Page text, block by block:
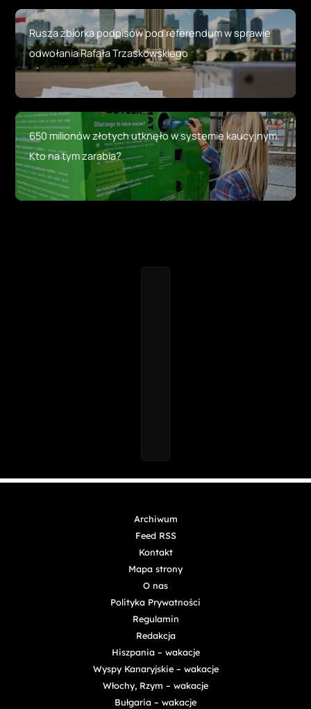
Rusza zbiórka podpisów pod referendum w sprawie
odwołania Rafała Trzaskowskiego
650 milionów złotych utknęło w systemie kaucyjnym.
Kto na tym zarabia?
Archiwum
Feed RSS
Kontakt
Mapa strony
O nas
Polityka Prywatności
Regulamin
Redakcja
Hiszpania – wakacje
Wyspy Kanaryjskie – wakacje
Włochy, Rzym – wakacje
Bułgaria – wakacje